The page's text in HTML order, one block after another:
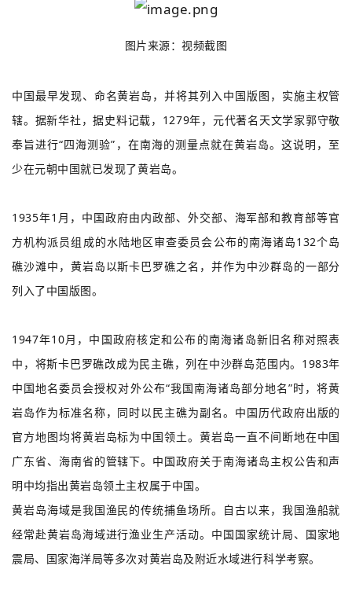
图片来源：视频截图
中国最早发现、命名黄岩岛，并将其列入中国版图，实施主权管
辖。据新华社，据史料记载，1279年，元代著名天文学家郭守敬
奉旨进行“四海测验”，在南海的测量点就在黄岩岛。这说明，至
少在元朝中国就已发现了黄岩岛。
1935年1月，中国政府由内政部、外交部、海军部和教育部等官
方机构派员组成的水陆地区审查委员会公布的南海诸岛132个岛
礁沙滩中，黄岩岛以斯卡巴罗礁之名，并作为中沙群岛的一部分
列入了中国版图。
1947年10月，中国政府核定和公布的南海诸岛新旧名称对照表
中，将斯卡巴罗礁改成为民主礁，列在中沙群岛范围内。1983年
中国地名委员会授权对外公布“我国南海诸岛部分地名”时，将黄
岩岛作为标准名称，同时以民主礁为副名。中国历代政府出版的
官方地图均将黄岩岛标为中国领土。黄岩岛一直不间断地在中国
广东省、海南省的管辖下。中国政府关于南海诸岛主权公告和声
明中均指出黄岩岛领土主权属于中国。
黄岩岛海域是我国渔民的传统捕鱼场所。自古以来，我国渔船就
经常赴黄岩岛海域进行渔业生产活动。中国国家统计局、国家地
震局、国家海洋局等多次对黄岩岛及附近水域进行科学考察。